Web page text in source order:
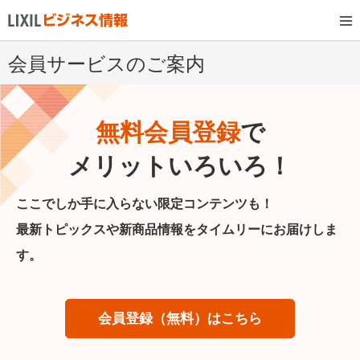
会員サービスのご案内
無料会員登録で
メリットいろいろ！
ここでしか手に入らない限定コンテンツも！
最新トピックスや新商品情報をタイムリーにお届けしま
す。
会員登録（無料）はこちら